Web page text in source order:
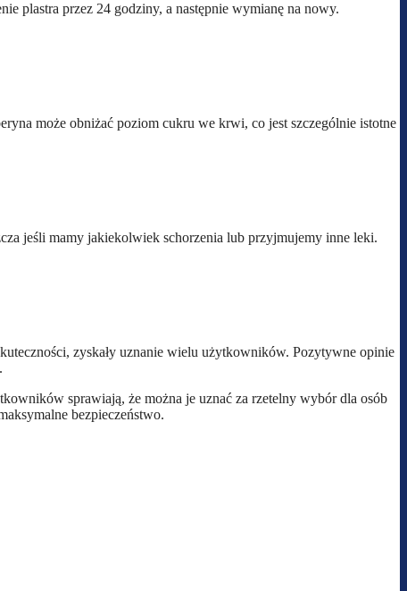
plastra przez 24 godziny, a następnie wymianę na nowy.
może obniżać poziom cukru we krwi, co jest szczególnie istotne
jeśli mamy jakiekolwiek schorzenia lub przyjmujemy inne leki.
zyskały uznanie wielu użytkowników. Pozytywne opinie
sprawiają, że można je uznać za rzetelny wybór dla osób
bezpieczeństwo.